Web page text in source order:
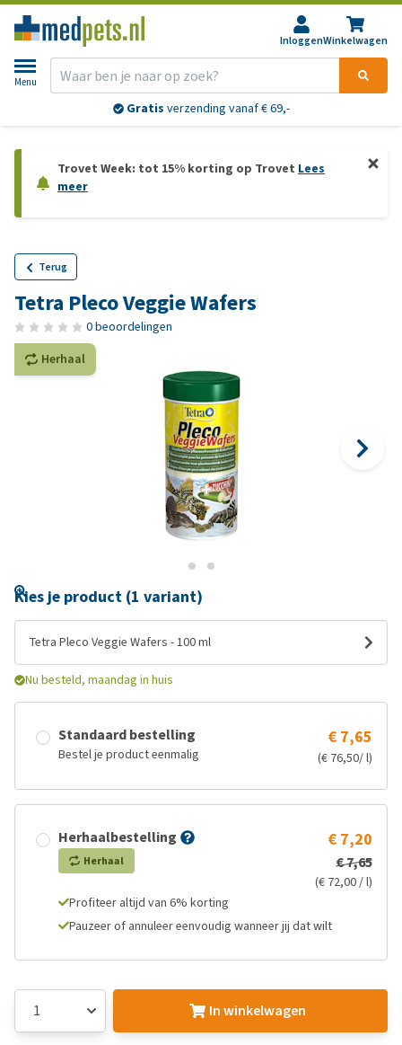
InloggenWinkelwagen
Menu
Gratis verzending vanaf € 69,-
Trovet Week: tot 15% korting op Trovet Lees
meer
Terug
Tetra Pleco Veggie Wafers
0 beoordelingen
Herhaal
Kies je product (1 variant)
Tetra Pleco Veggie Wafers - 100 ml
Nu besteld, maandag in huis
Standaard bestelling
Bestel je product eenmalig
€ 7,65
(€ 76,50/ l)
Herhaalbestelling
Herhaal
€ 7,20
€ 7,65
(€ 72,00 / l)
Profiteer altijd van 6% korting
Pauzeer of annuleer eenvoudig wanneer jij dat wilt
In winkelwagen